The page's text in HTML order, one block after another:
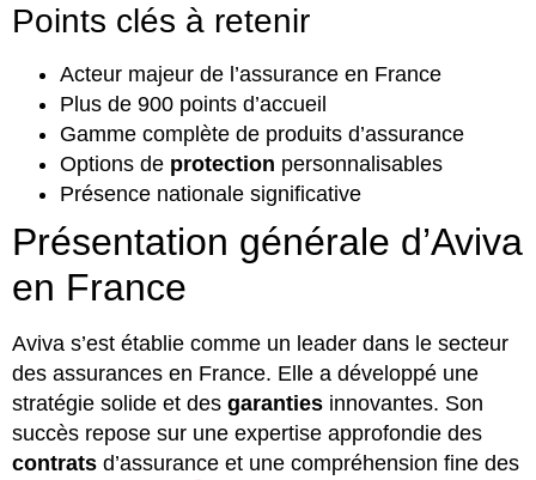
Points clés à retenir
Acteur majeur de l’assurance en France
Plus de 900 points d’accueil
Gamme complète de produits d’assurance
Options de protection personnalisables
Présence nationale significative
Présentation générale d’Aviva
en France
Aviva s’est établie comme un leader dans le secteur
des assurances en France. Elle a développé une
stratégie solide et des garanties innovantes. Son
succès repose sur une expertise approfondie des
contrats d’assurance et une compréhension fine des